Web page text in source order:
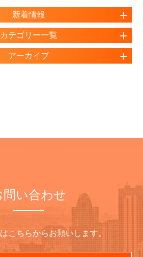
g
er
n
k
新着情報
カテゴリー一覧
アーカイブ
問い合わせ
こちらからお願いします。